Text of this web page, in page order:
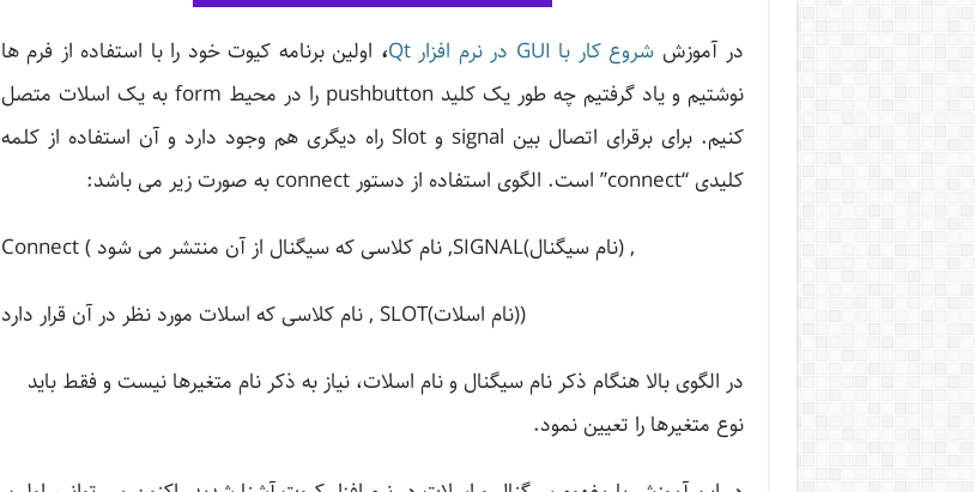
در آموزش شروع کار با GUI در نرم افزار Qt ، اولین برنامه کیوت خود را با استفاده از فرم ها
نوشتیم و یاد گرفتیم چه طور یک کلید pushbutton را در محیط form به یک اسلات متصل
کنیم. برای برقرای اتصال بین signal و Slot راه دیگری هم وجود دارد و آن استفاده از کلمه
کلیدی “connect” است. الگوی استفاده از دستور connect به صورت زیر می باشد:
, (نام سیگنال)SIGNAL, نام کلاسی که سیگنال از آن منتشر می شود ) Connect
((نام اسلات)SLOT , نام کلاسی که اسلات مورد نظر در آن قرار دارد
در الگوی بالا هنگام ذکر نام سیگنال و نام اسلات، نیاز به ذکر نام متغیرها نیست و فقط باید
نوع متغیرها را تعیین نمود.